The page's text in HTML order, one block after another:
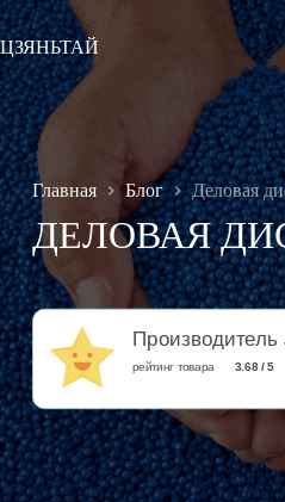
Перейти
к
содержанию
ЦЗЯНЬТАЙ
Главная Блог Деловая
ДЕЛОВАЯ
Производитель
рейтинг товара 3.68 / 5